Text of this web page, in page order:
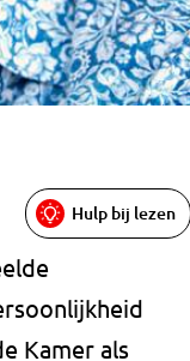
Hulp bij lezen
Kamer als